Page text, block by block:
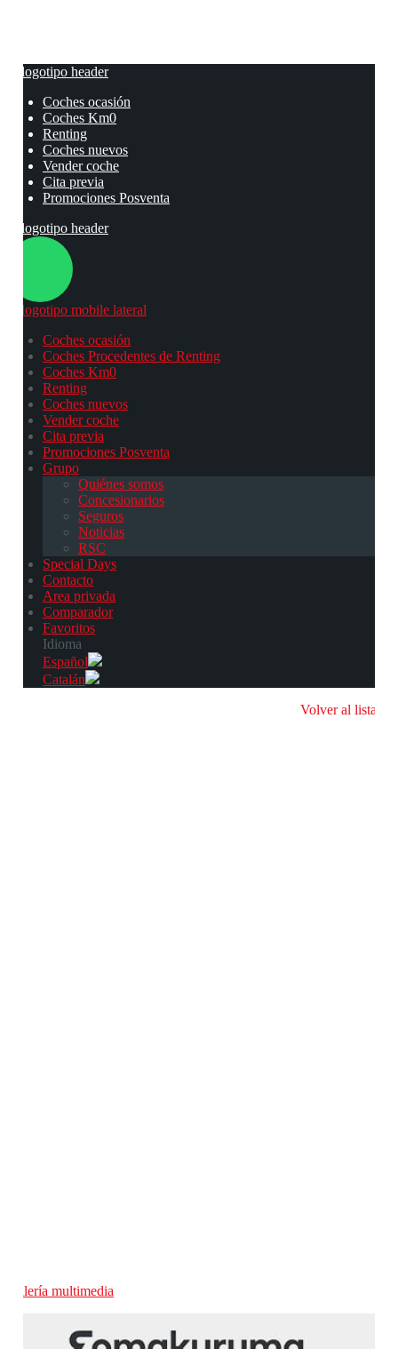
Coches ocasión
Coches Km0
Renting
Coches nuevos
Vender coche
Cita previa
Promociones Posventa
Coches ocasión
Coches Procedentes de Renting
Coches Km0
Renting
Coches nuevos
Vender coche
Cita previa
Promociones Posventa
Grupo
Quiénes somos
Concesionarios
Seguros
Noticias
RSC
Special Days
Contacto
Area privada
Comparador
Favoritos
Idioma
Español
Catalán
Volver al listado
Galería multimedia